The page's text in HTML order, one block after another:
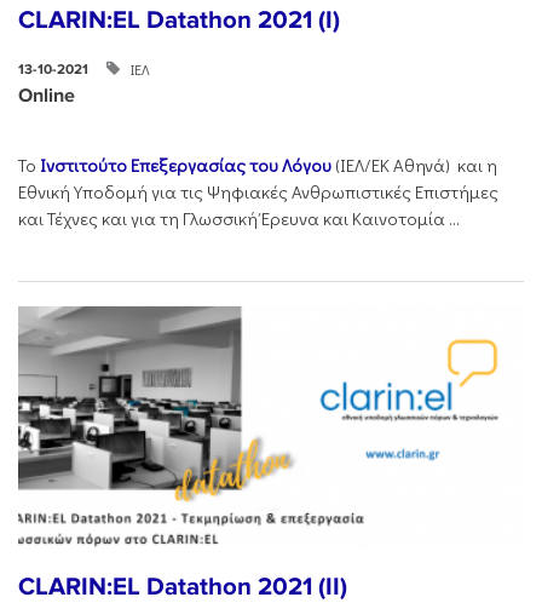
CLARIN:EL Datathon 2021 (I)
13-10-2021 ΙΕΛ
Online
Το Ινστιτούτο Επεξεργασίας του Λόγου (ΙΕΛ/ΕΚ Αθηνά) και η
Εθνική Υποδομή για τις Ψηφιακές Ανθρωπιστικές Επιστήμες
και Τέχνες και για τη Γλωσσική Έρευνα και Καινοτομία ...
CLARIN:EL Datathon 2021 (II)